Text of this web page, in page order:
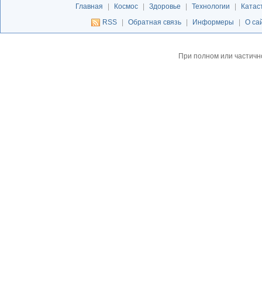
Главная Космос Здоровье Технологии
RSS
Обратная связь Информеры О
При полном или